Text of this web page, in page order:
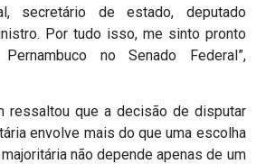
secretário de estado, deputado
Por tudo isso, me sinto pronto
no Senado Federal”,
ressaltou que a decisão de disputar
envolve mais do que uma escolha
não depende apenas de um